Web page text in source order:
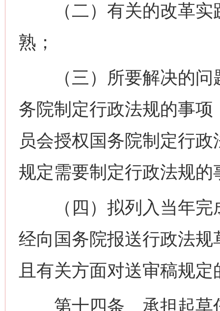
（二）有关的改革实
熟；
（三）所要解决的问
务院制定行政法规的事
员会授权国务院制定行
规定需要制定行政法规的
（四）拟列入当年完
经向国务院报送行政法
且有关方面对送审稿规
第十四条 承担起草任